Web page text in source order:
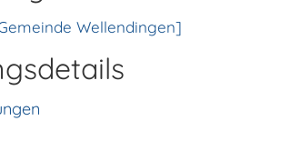
Wellendingen]